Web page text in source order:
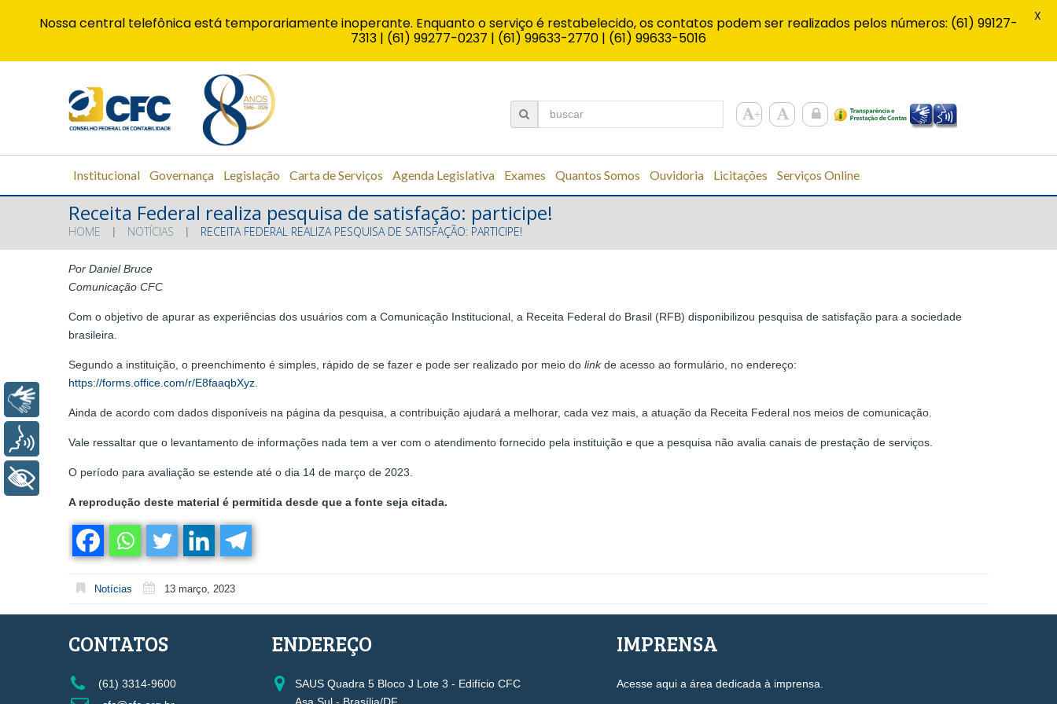
Institucional Governança Legislação Carta de Serviços Agenda Legislativa Exames Quantos Somos Ouvidoria Licitações Serviços Online
Receita Federal realiza pesquisa de satisfação: participe!
HOME NOTÍCIAS RECEITA FEDERAL REALIZA PESQUISA DE SATISFAÇÃO: PARTICIPE!
Por Daniel Bruce
Comunicação CFC
Com o objetivo de apurar as experiências dos usuários com a Comunicação Institucional, a Receita Federal do Brasil (RFB) disponibilizou pesquisa de satisfação para a sociedade
brasileira.
Segundo a instituição, o preenchimento é simples, rápido de se fazer e pode ser realizado por meio do linkde acesso ao formulário, no endereço:
https://forms.office.com/r/E8faaqbXyz.
Ainda de acordo com dados disponíveis na página da pesquisa, a contribuição ajudará a melhorar, cada vez mais, a atuação da Receita Federal nos meios de comunicação.
Vale ressaltar que o levantamento de informações nada tem a ver com o atendimento fornecido pela instituição e que a pesquisa não avalia canais de prestação de serviços.
O período para avaliação se estende até o dia 14 de março de 2023.
A reprodução deste material é permitida desde que a fonte seja citada.
Notícias 13 março, 2023
CONTATOS
(61) 3314-9600
ENDEREÇO
SAUS Quadra 5 Bloco J Lote 3 - Edifício CFC
IMPRENSA
Acesse aqui a área dedicada à imprensa.
Nossa central telefônica está temporariamente inoperante. Enquanto o serviço é restabelecido, os contatos podem ser realizados pelos números: (61) 99127-
7313 | (61) 99277-0237 | (61) 99633-2770 | (61) 99633-5016
X
Voz
+ Acessibilidade